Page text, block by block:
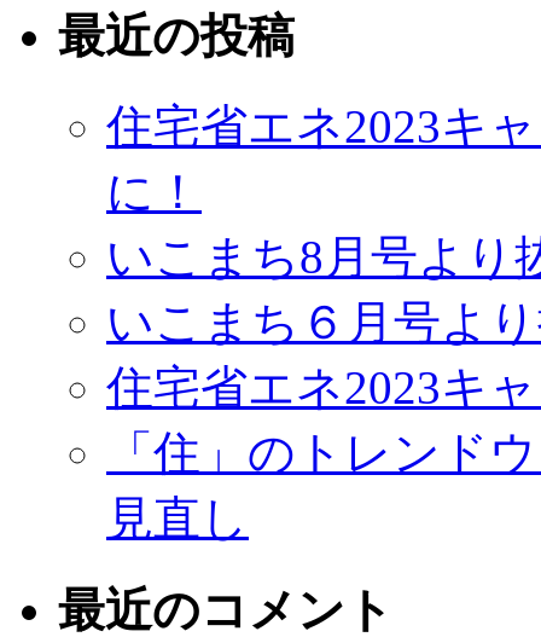
最近の投稿
住宅省エネ2023キ
に！
いこまち8月号よ
いこまち６月号よ
住宅省エネ2023キ
「住」のトレンド
見直し
最近のコメント